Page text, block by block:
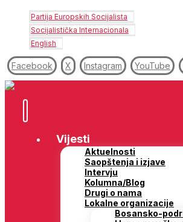
Partija Europskih Socijalista
Socijalistička Internacionala
English
Facebook X Instagram YouTube
Vijesti
Aktuelnosti
Saopštenja i izjave
Intervju
Kolumna/Blog
Drugi o nama
Lokalne organizacije
Bosansko-